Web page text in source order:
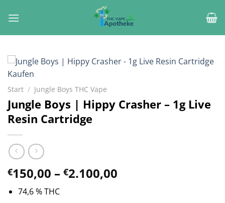
Inhalt
Start / Jungle Boys THC Vape
Jungle Boys | Hippy Crasher – 1g Live
Resin Cartridge
€150,00 – €2.100,00
74,6 % THC